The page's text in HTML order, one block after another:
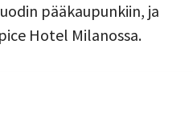
pääkaupunkiin, ja
Hotel Milanossa.